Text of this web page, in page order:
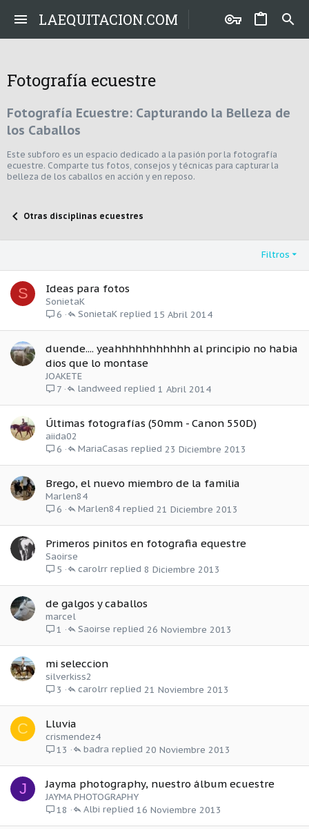
LAEQUITACION.COM
Fotografía ecuestre
Fotografía Ecuestre: Capturando la Belleza de
los Caballos
Este subforo es un espacio dedicado a la pasión por la fotografía
ecuestre. Comparte tus fotos, consejos y técnicas para capturar la
belleza de los caballos en acción y en reposo.
Otras disciplinas ecuestres
Filtros
S Ideas para fotos
SonietaK
6
15 Abril 2014
SonietaK
duende.... yeahhhhhhhhhhh al principio no habia
dios que lo montase
JOAKETE
7
1 Abril 2014
landweed
Últimas fotografías (50mm - Canon 550D)
aiida02
6
23 Diciembre 2013
MariaCasas
Brego, el nuevo miembro de la familia
Marlen84
6
21 Diciembre 2013
Marlen84
Primeros pinitos en fotografia equestre
Saoirse
5
8 Diciembre 2013
carolrr
de galgos y caballos
marcel
1
26 Noviembre 2013
Saoirse
mi seleccion
silverkiss2
3
21 Noviembre 2013
carolrr
C Lluvia
crismendez4
13
20 Noviembre 2013
badra
J Jayma photography, nuestro álbum ecuestre
JAYMA PHOTOGRAPHY
18
16 Noviembre 2013
Albi